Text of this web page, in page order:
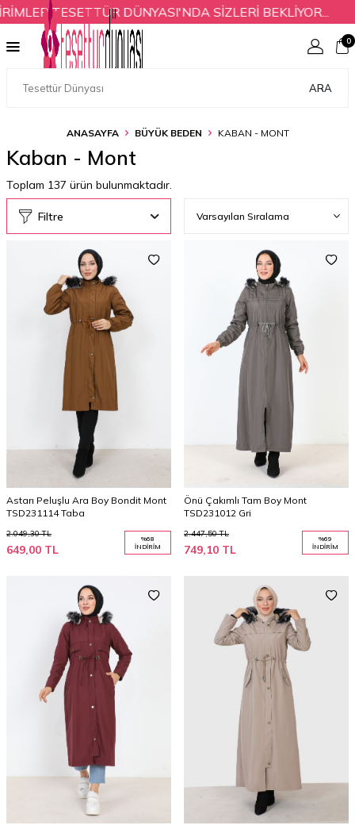
TESETTÜR DÜNYASI'NDA SİZLERİ BEKLİYOR...
ARA
0
ANASAYFA BÜYÜK BEDEN KABAN - MONT
Kaban - Mont
Toplam 137 ürün bulunmaktadır.
Filtre
Astarı Peluşlu Ara Boy Bondit Mont
TSD231114 Taba
2.049,30TL
649,00 TL
%68
İNDIRIM
Önü Çakımlı Tam Boy Mont
TSD231012 Gri
2.447,50TL
749,10 TL
%69
İNDIRIM